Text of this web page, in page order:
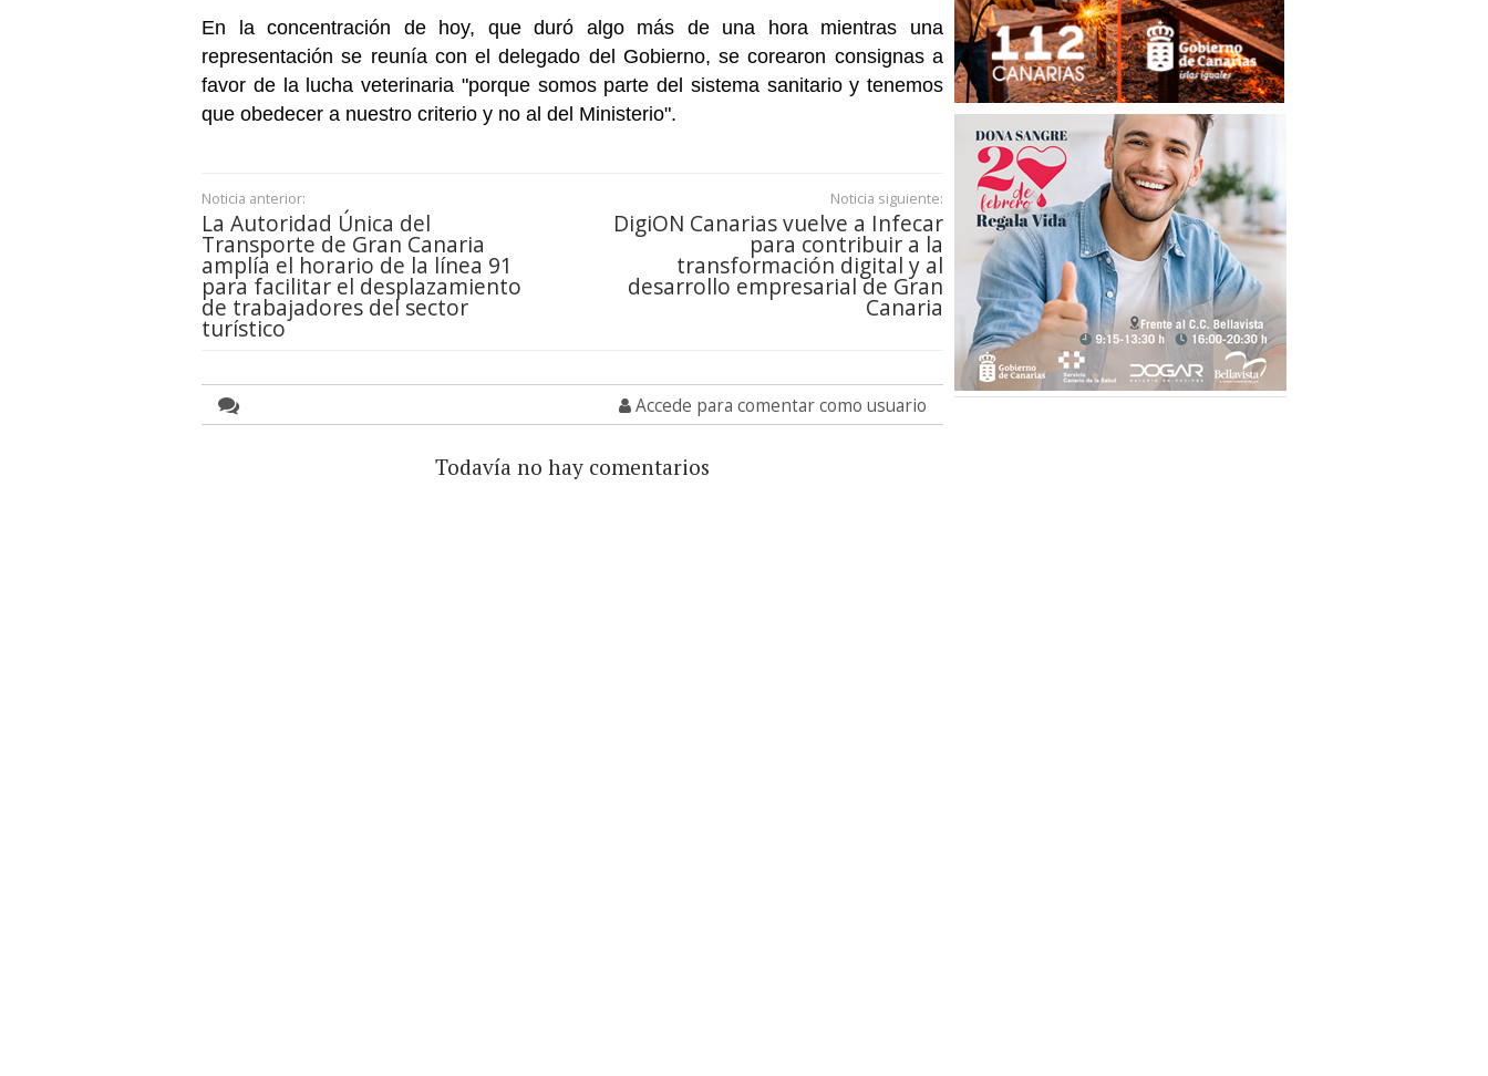
En la concentración de hoy, que duró algo más de una hora mientras una
representación se reunía con el delegado del Gobierno, se corearon consignas a
favor de la lucha veterinaria "porque somos parte del sistema sanitario y tenemos
que obedecer a nuestro criterio y no al del Ministerio".
Noticia anterior:
La Autoridad Única del
Transporte de Gran Canaria
amplía el horario de la línea 91
para facilitar el desplazamiento
de trabajadores del sector
turístico
Noticia siguiente:
DigiON Canarias vuelve a Infecar
para contribuir a la
transformación digital y al
desarrollo empresarial de Gran
Canaria
Accede para comentar como usuario
Todavía no hay comentarios